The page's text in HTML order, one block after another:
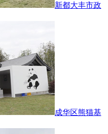
新都大丰市政
成华区熊猫基